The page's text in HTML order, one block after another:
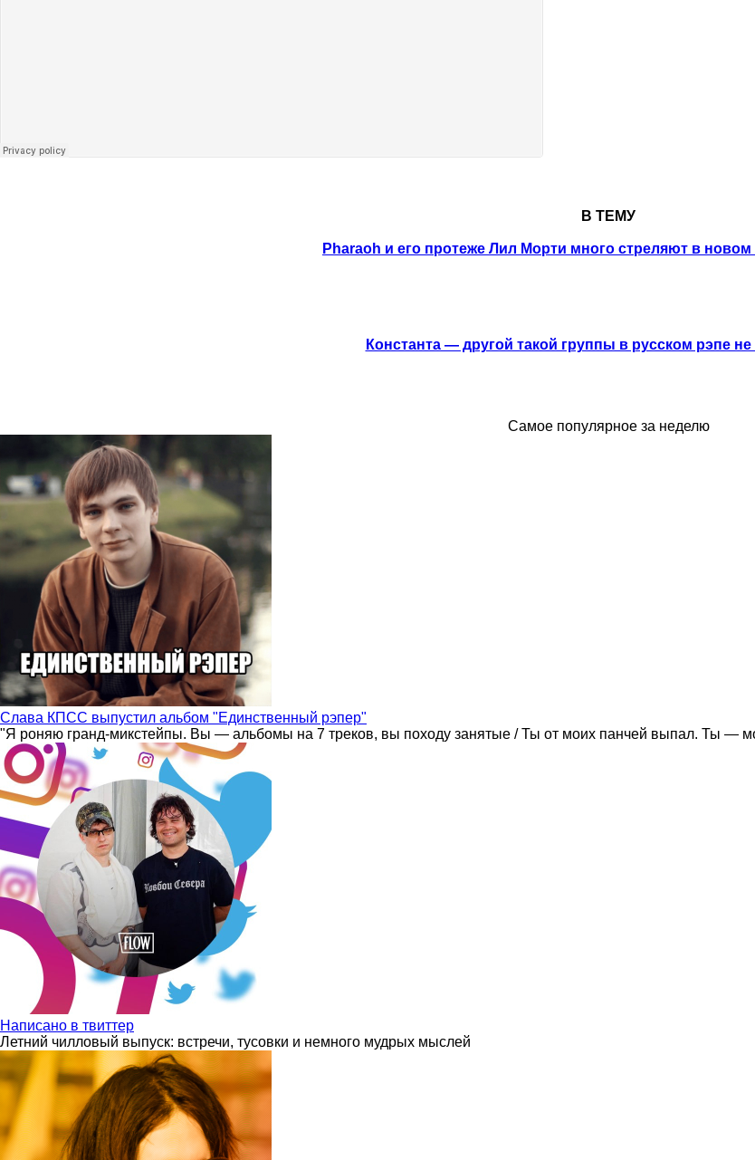
В ТЕМУ
Pharaoh и его протеже Лил Морти много стреляют в
Константа — другой такой группы в русском рэпе
Самое популярное за неделю
Слава КПСС выпустил альбом "Единственный рэпер"
"Я роняю гранд-микстейпы. Вы — альбомы на 7 треков, вы походу занятые / Ты от моих панчей выпал. Ты —
Написано в твиттер
Летний чилловый выпуск: встречи, тусовки и немного мудрых мыслей